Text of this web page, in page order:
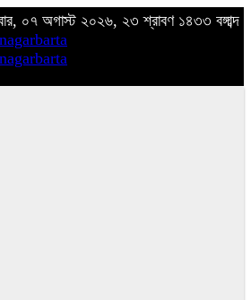
০৭ অগাস্ট ২০২৬, ২৩ শ্রাবণ ১৪৩৩ বঙ্গাব্দ